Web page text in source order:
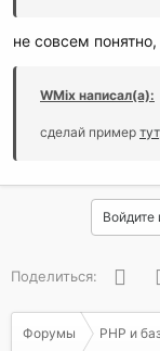
не совсем
WMix написал(а):
сделай пример тут
Войдите
Поделиться:
Форумы PHP и